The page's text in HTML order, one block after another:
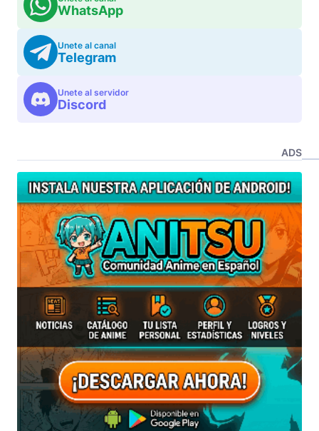
WhatsApp
Unete al canal
Telegram
Unete al servidor
Discord
ADS